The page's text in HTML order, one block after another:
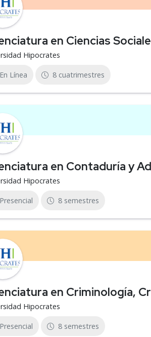
en Ciencias
Hipocrates
En Línea 8 cuatrimestres
en Contaduría y
Hipocrates
Presencial 8 semestres
en Criminología,
Hipocrates
Presencial 8 semestres